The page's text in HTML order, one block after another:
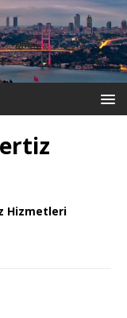
Hizmetleri